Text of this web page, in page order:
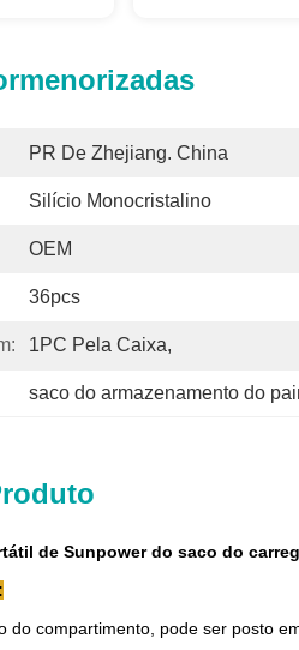
PR De Zhejiang. China
Silício Monocristalino
OEM
36pcs
1PC Pela Caixa,
saco do armazenamento do
de Sunpower do saco do
do compartimento, pode ser posto